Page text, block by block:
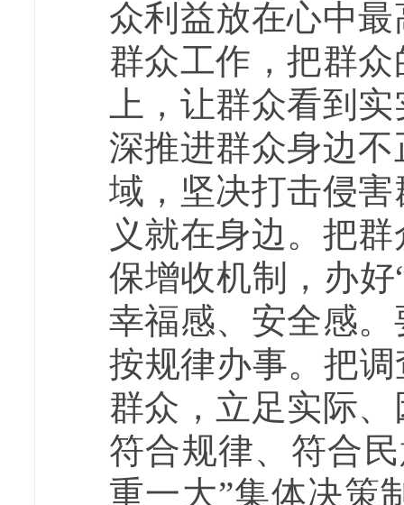
众利益放在心中
群众工作，把群
上，让群众看到
深推进群众身边
域，坚决打击侵
义就在身边。把
保增收机制，办
幸福感、安全感
按规律办事。把
群众，立足实际
符合规律、符合
重一大”集体决策